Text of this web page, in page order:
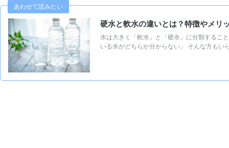
あわせて読みたい
硬水と軟水の違いとは？特徴やメリ
水は大きく「軟水」と「硬水」に分類するこ
いる水がどちらか分からない」 そんな方も